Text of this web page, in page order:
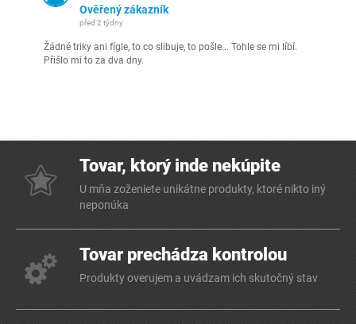
Ověřený zákazník
před 2 týdny
Žádné triky ani fígle, to co slibuje, to pošle... Tohle se mi líbí.
Přišlo mi to za dva dny.
Tovar, ktorý inde nekúpite
U mňa zoženiete unikátne produkty, ktoré nikto iný
neponúka
Tovar prechádza kontrolou
Produkty overujem a uvádzam ich skutočný stav